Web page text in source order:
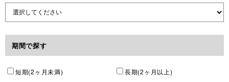
期間で探す
短期(2ヶ月未満) 長期(2ヶ月以上)